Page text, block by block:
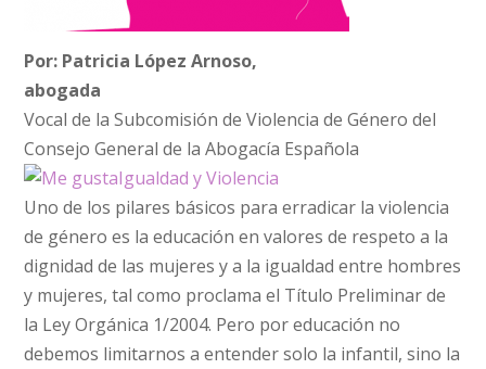
Por: Patricia López Arnoso,
Vocal de la Subcomisión de Violencia de Género del
Consejo General de la Abogacía Española
Igualdad y Violencia
Uno de los pilares básicos para erradicar la violencia
de género es la educación en valores de respeto a la
dignidad de las mujeres y a la igualdad entre hombres
y mujeres, tal como proclama el Título Preliminar de
la Ley Orgánica 1/2004. Pero por educación no
debemos limitarnos a entender solo la infantil, sino la